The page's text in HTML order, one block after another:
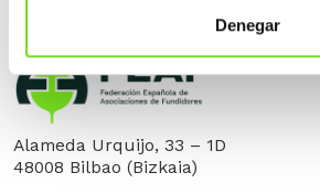
Denegar
Alameda Urquijo, 33 – 1D
48008 Bilbao (Bizkaia)